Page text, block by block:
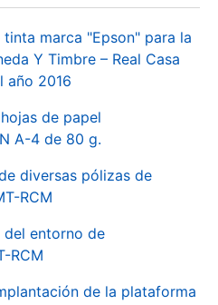
marca "Epson" para la
Y Timbre – Real Casa
año 2016
de papel
A-4 de 80 g.
diversas pólizas de
RCM
entorno de
RCM
de la plataforma